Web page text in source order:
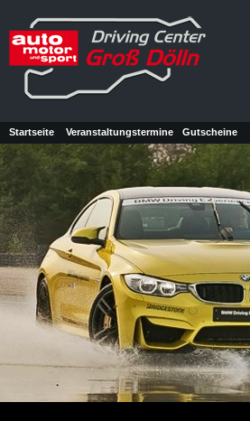
Startseite Veranstaltungstermine Gutscheine